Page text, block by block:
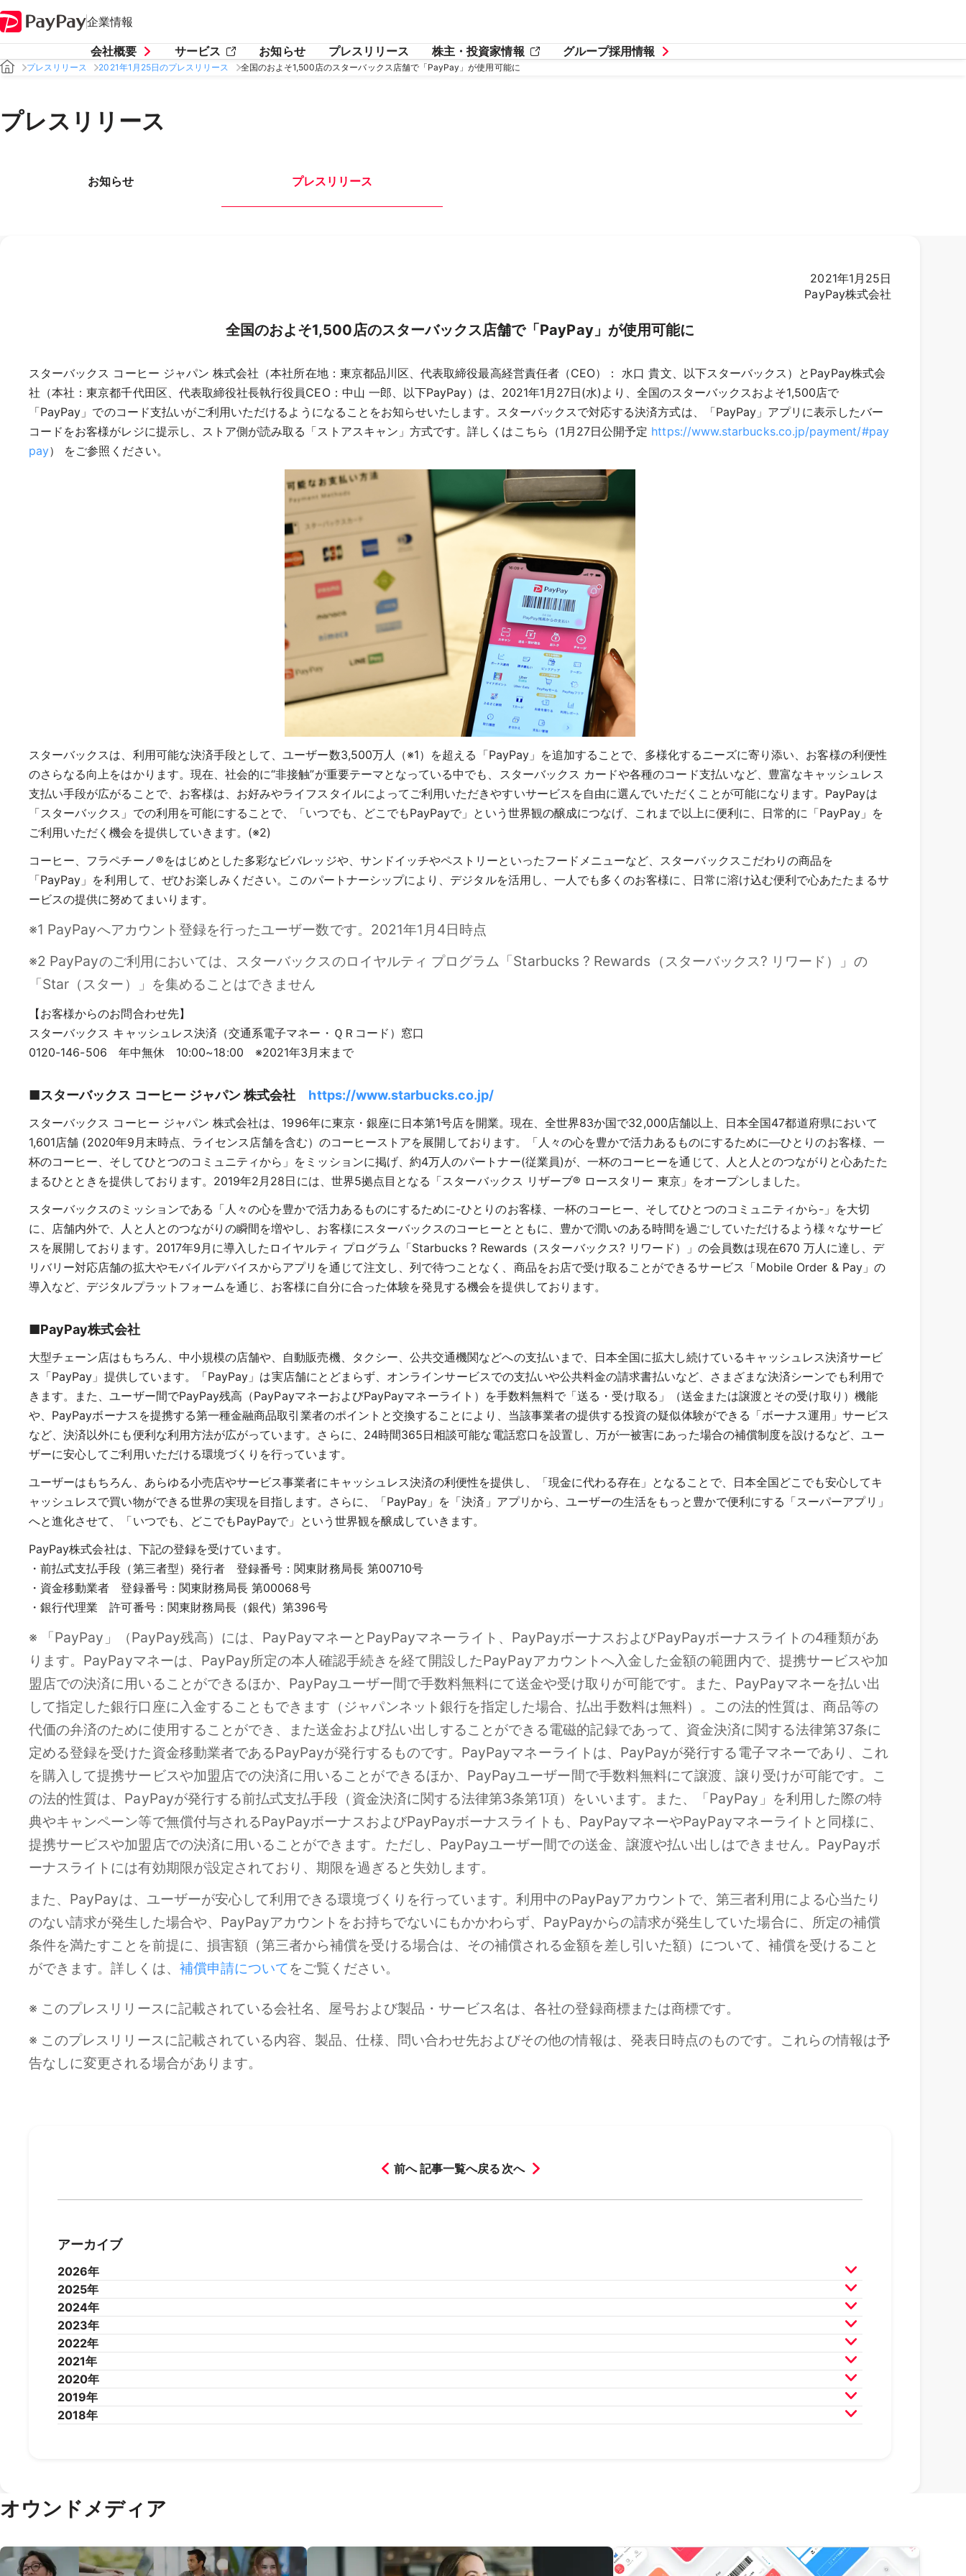
企業情報
会社概要 サービス お知らせ プレスリリース 株主・投資家情報 グループ採用情報
プレスリリース 2021年1月25日のプレスリリース 全国のおよそ1,500店のスターバックス店舗で「PayPay」が使用可能に
プレスリリース
お知らせ プレスリリース
2021年1月25日
PayPay株式会社
全国のおよそ1,500店のスターバックス店舗で「PayPay」が使用可能に
スターバックス コーヒー ジャパン 株式会社（本社所在地：東京都品川区、代表取締役最高経営責任者（CEO）： 水口 貴文、以下スターバックス）とPayPay株式会
社（本社：東京都千代田区、代表取締役社長執行役員CEO：中山 一郎、以下PayPay）は、2021年1月27日(水)より、全国のスターバックスおよそ1,500店で
「PayPay」でのコード支払いがご利用いただけるようになることをお知らせいたします。スターバックスで対応する決済方式は、「PayPay」アプリに表示したバー
コードをお客様がレジに提示し、ストア側が読み取る「ストアスキャン」方式です。詳しくはこちら（1月27日公開予定 https://www.starbucks.co.jp/payment/#pay
pay） をご参照ください。
スターバックスは、利用可能な決済手段として、ユーザー数3,500万人（※1）を超える「PayPay」を追加することで、多様化するニーズに寄り添い、お客様の利便性
のさらなる向上をはかります。現在、社会的に“非接触”が重要テーマとなっている中でも、スターバックス カードや各種のコード支払いなど、豊富なキャッシュレス
支払い手段が広がることで、お客様は、お好みやライフスタイルによってご利用いただきやすいサービスを自由に選んでいただくことが可能になります。PayPayは
「スターバックス」での利用を可能にすることで、「いつでも、どこでもPayPayで」という世界観の醸成につなげ、これまで以上に便利に、日常的に「PayPay」を
ご利用いただく機会を提供していきます。(※2)
コーヒー、フラペチーノ®をはじめとした多彩なビバレッジや、サンドイッチやペストリーといったフードメニューなど、スターバックスこだわりの商品を
「PayPay」を利用して、ぜひお楽しみください。このパートナーシップにより、デジタルを活用し、一人でも多くのお客様に、日常に溶け込む便利で心あたたまるサ
ービスの提供に努めてまいります。
※1 PayPayへアカウント登録を行ったユーザー数です。2021年1月4日時点
※2 PayPayのご利用においては、スターバックスのロイヤルティ プログラム「Starbucks ? Rewards（スターバックス? リワード）」の
「Star（スター）」を集めることはできません
【お客様からのお問合わせ先】
スターバックス キャッシュレス決済（交通系電子マネー・ＱＲコード）窓口
0120-146-506 年中無休 10:00~18:00 ※2021年3月末まで
■スターバックス コーヒー ジャパン 株式会社 https://www.starbucks.co.jp/
スターバックス コーヒー ジャパン 株式会社は、1996年に東京・銀座に日本第1号店を開業。現在、全世界83か国で32,000店舗以上、日本全国47都道府県において
1,601店舗 (2020年9月末時点、ライセンス店舗を含む）のコーヒーストアを展開しております。「人々の心を豊かで活力あるものにするために—ひとりのお客様、一
杯のコーヒー、そしてひとつのコミュニティから」をミッションに掲げ、約4万人のパートナー(従業員)が、一杯のコーヒーを通じて、人と人とのつながりと心あたた
まるひとときを提供しております。2019年2月28日には、世界5拠点目となる「スターバックス リザーブ® ロースタリー 東京」をオープンしました。
スターバックスのミッションである「人々の心を豊かで活力あるものにするために-ひとりのお客様、一杯のコーヒー、そしてひとつのコミュニティから-」を大切
に、店舗内外で、人と人とのつながりの瞬間を増やし、お客様にスターバックスのコーヒーとともに、豊かで潤いのある時間を過ごしていただけるよう様々なサービ
スを展開しております。2017年9月に導入したロイヤルティ プログラム「Starbucks ? Rewards（スターバックス? リワード）」の会員数は現在670 万人に達し、デ
リバリー対応店舗の拡大やモバイルデバイスからアプリを通じて注文し、列で待つことなく、商品をお店で受け取ることができるサービス「Mobile Order & Pay」の
導入など、デジタルプラットフォームを通じ、お客様に自分に合った体験を発見する機会を提供しております。
■PayPay株式会社
大型チェーン店はもちろん、中小規模の店舗や、自動販売機、タクシー、公共交通機関などへの支払いまで、日本全国に拡大し続けているキャッシュレス決済サービ
ス「PayPay」提供しています。「PayPay」は実店舗にとどまらず、オンラインサービスでの支払いや公共料金の請求書払いなど、さまざまな決済シーンでも利用で
きます。また、ユーザー間でPayPay残高（PayPayマネーおよびPayPayマネーライト）を手数料無料で「送る・受け取る」（送金または譲渡とその受け取り）機能
や、PayPayボーナスを提携する第一種金融商品取引業者のポイントと交換することにより、当該事業者の提供する投資の疑似体験ができる「ボーナス運用」サービス
など、決済以外にも便利な利用方法が広がっています。さらに、24時間365日相談可能な電話窓口を設置し、万が一被害にあった場合の補償制度を設けるなど、ユー
ザーに安心してご利用いただける環境づくりを行っています。
ユーザーはもちろん、あらゆる小売店やサービス事業者にキャッシュレス決済の利便性を提供し、「現金に代わる存在」となることで、日本全国どこでも安心してキ
ャッシュレスで買い物ができる世界の実現を目指します。さらに、「PayPay」を「決済」アプリから、ユーザーの生活をもっと豊かで便利にする「スーパーアプリ」
へと進化させて、「いつでも、どこでもPayPayで」という世界観を醸成していきます。
PayPay株式会社は、下記の登録を受けています。
・前払式支払手段（第三者型）発行者 登録番号：関東財務局長 第00710号
・資金移動業者 登録番号：関東財務局長 第00068号
・銀行代理業 許可番号：関東財務局長（銀代）第396号
※ 「PayPay」（PayPay残高）には、PayPayマネーとPayPayマネーライト、PayPayボーナスおよびPayPayボーナスライトの4種類があ
ります。PayPayマネーは、PayPay所定の本人確認手続きを経て開設したPayPayアカウントへ入金した金額の範囲内で、提携サービスや加
盟店での決済に用いることができるほか、PayPayユーザー間で手数料無料にて送金や受け取りが可能です。また、PayPayマネーを払い出
して指定した銀行口座に入金することもできます（ジャパンネット銀行を指定した場合、払出手数料は無料）。この法的性質は、商品等の
代価の弁済のために使用することができ、また送金および払い出しすることができる電磁的記録であって、資金決済に関する法律第37条に
定める登録を受けた資金移動業者であるPayPayが発行するものです。PayPayマネーライトは、PayPayが発行する電子マネーであり、これ
を購入して提携サービスや加盟店での決済に用いることができるほか、PayPayユーザー間で手数料無料にて譲渡、譲り受けが可能です。こ
の法的性質は、PayPayが発行する前払式支払手段（資金決済に関する法律第3条第1項）をいいます。また、「PayPay」を利用した際の特
典やキャンペーン等で無償付与されるPayPayボーナスおよびPayPayボーナスライトも、PayPayマネーやPayPayマネーライトと同様に、
提携サービスや加盟店での決済に用いることができます。ただし、PayPayユーザー間での送金、譲渡や払い出しはできません。PayPayボ
ーナスライトには有効期限が設定されており、期限を過ぎると失効します。
また、PayPayは、ユーザーが安心して利用できる環境づくりを行っています。利用中のPayPayアカウントで、第三者利用による心当たり
のない請求が発生した場合や、PayPayアカウントをお持ちでないにもかかわらず、PayPayからの請求が発生していた場合に、所定の補償
条件を満たすことを前提に、損害額（第三者から補償を受ける場合は、その補償される金額を差し引いた額）について、補償を受けること
ができます。詳しくは、 補償申請についてをご覧ください。
※ このプレスリリースに記載されている会社名、屋号および製品・サービス名は、各社の登録商標または商標です。
※ このプレスリリースに記載されている内容、製品、仕様、問い合わせ先およびその他の情報は、発表日時点のものです。これらの情報は予
告なしに変更される場合があります。
前へ 記事一覧へ戻る 次へ
アーカイブ
2026年
2026年7月 2026年6月 2026年5月 2026年4月 2026年3月 2026年2月
2025年
2025年12月2025年11月2025年10月2025年9月 2025年8月 2025年7月 2025年6月 2025年5月 2025年4月 2025年3月 2025年2月
2025年1月
2024年
2024年12月2024年11月2024年10月2024年9月 2024年8月 2024年7月 2024年6月 2024年5月 2024年4月 2024年3月 2024年2月
2024年1月
2023年
2023年12月2023年11月2023年10月2023年9月 2023年8月 2023年7月 2023年6月 2023年5月 2023年4月 2023年3月 2023年2月
2023年1月
2022年
2022年12月2022年11月2022年10月2022年9月 2022年8月 2022年7月 2022年6月 2022年5月 2022年4月 2022年3月 2022年2月
2022年1月
2021年
2021年12月2021年11月 2021年10月2021年9月 2021年8月 2021年7月 2021年6月 2021年5月 2021年4月 2021年3月 2021年2月
2021年1月
2020年
2020年12月2020年11月2020年10月2020年9月 2020年8月 2020年7月 2020年6月 2020年5月 2020年4月 2020年3月 2020年2月
2020年1月
2019年
2019年12月2019年11月 2019年10月2019年9月 2019年8月 2019年7月 2019年6月 2019年5月 2019年4月 2019年3月 2019年2月
2018年
オウンドメディア